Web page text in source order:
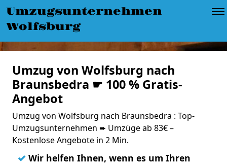
Umzugsunternehmen
Wolfsburg
Umzug von Wolfsburg nach
Braunsbedra ☛ 100 % Gratis-
Angebot
Umzug von Wolfsburg nach Braunsbedra : Top-
Umzugsunternehmen ➨ Umzüge ab 83€ –
Kostenlose Angebote in 2 Min.
✓ Wir helfen Ihnen, wenn es um Ihren